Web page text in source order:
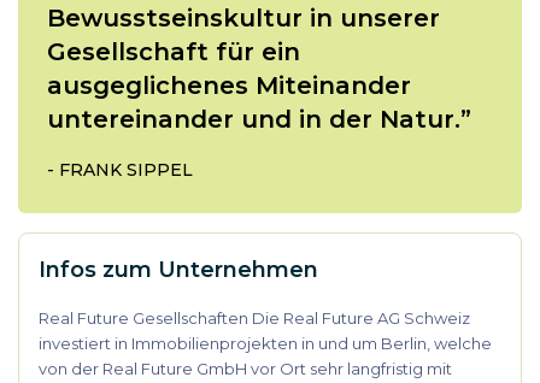
Bewusstseinskultur in unserer
Gesellschaft für ein
ausgeglichenes Miteinander
untereinander und in der Natur.”
- FRANK SIPPEL
Infos zum Unternehmen
Real Future Gesellschaften Die Real Future AG Schweiz
investiert in Immobilienprojekten in und um Berlin, welche
von der Real Future GmbH vor Ort sehr langfristig mit